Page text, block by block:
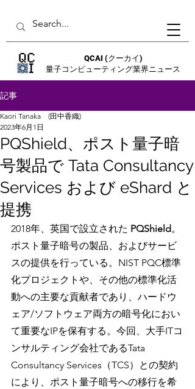
QCAI (クーカイ)
量子コンピューティング業界ニュース
記事
PQShield、ポスト量子暗
号製品で Tata Consultancy
Services および eShard と
提携
Kaori Tanaka (田中香織)
2023年6月1日
2018年、英国で設立された PQShield。
ポスト量子暗号の製品、およびサービ
スの提供を行っている。NIST PQC標準
化プロジェクトや、その他の標準化活
動への主要な貢献者であり、ハードウ
ェア/ソフトウェア両方の暗号化におい
て重要なIPを保有する。今回、大手ITコ
ンサルティング会社であるTata
Consultancy Services（TCS）との契約
により、ポスト量子暗号への移行を希